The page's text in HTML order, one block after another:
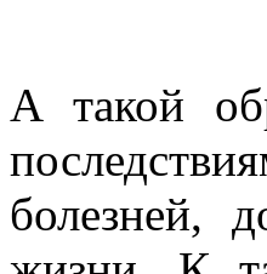
А такой
болезней,